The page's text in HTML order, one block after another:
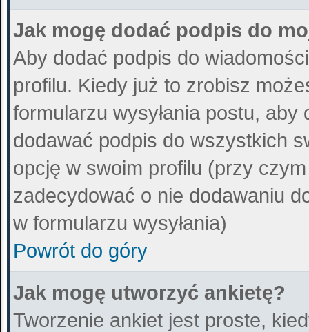
Jak mogę dodać podpis do
Aby dodać podpis do
profilu. Kiedy już to zrobisz
formularzu wysyłania postu,
dodawać podpis do wszystkich
opcję w swoim profilu (przy
zadecydować o nie dodawaniu
w formularzu wysyłania)
Powrót do góry
Jak mogę utworzyć ankietę?
Tworzenie ankiet jest proste,